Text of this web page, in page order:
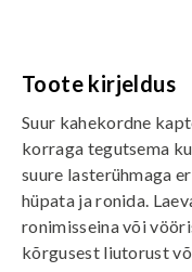
Toote kirjeldus
Suur kahekordne
korraga tegutsema
suure lasterühmaga
hüpata ja ronida.
ronimisseina või
kõrgusest liutorust